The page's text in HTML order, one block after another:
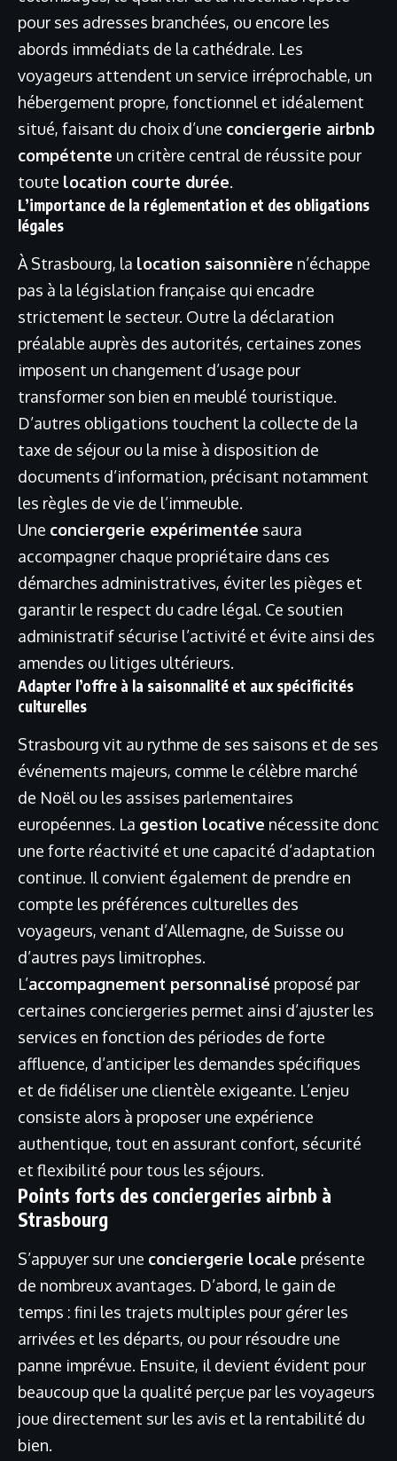
pour ses adresses branchées, ou encore les
abords immédiats de la cathédrale. Les
voyageurs attendent un service irréprochable, un
hébergement propre, fonctionnel et idéalement
situé, faisant du choix d’une conciergerie airbnb
compétente un critère central de réussite pour
toute location courte durée.
L’importance de la réglementation et des obligations
légales
À Strasbourg, la location saisonnière n’échappe
pas à la législation française qui encadre
strictement le secteur. Outre la déclaration
préalable auprès des autorités, certaines zones
imposent un changement d’usage pour
transformer son bien en meublé touristique.
D’autres obligations touchent la collecte de la
taxe de séjour ou la mise à disposition de
documents d’information, précisant notamment
les règles de vie de l’immeuble.
Une conciergerie expérimentée saura
accompagner chaque propriétaire dans ces
démarches administratives, éviter les pièges et
garantir le respect du cadre légal. Ce soutien
administratif sécurise l’activité et évite ainsi des
amendes ou litiges ultérieurs.
Adapter l’offre à la saisonnalité et aux spécificités
culturelles
Strasbourg vit au rythme de ses saisons et de ses
événements majeurs, comme le célèbre marché
de Noël ou les assises parlementaires
européennes. La gestion locative nécessite donc
une forte réactivité et une capacité d’adaptation
continue. Il convient également de prendre en
compte les préférences culturelles des
voyageurs, venant d’Allemagne, de Suisse ou
d’autres pays limitrophes.
L’accompagnement personnalisé proposé par
certaines conciergeries permet ainsi d’ajuster les
services en fonction des périodes de forte
affluence, d’anticiper les demandes spécifiques
et de fidéliser une clientèle exigeante. L’enjeu
consiste alors à proposer une expérience
authentique, tout en assurant confort, sécurité
et flexibilité pour tous les séjours.
Points forts des conciergeries airbnb à
Strasbourg
S’appuyer sur une conciergerie locale présente
de nombreux avantages. D’abord, le gain de
temps : fini les trajets multiples pour gérer les
arrivées et les départs, ou pour résoudre une
panne imprévue. Ensuite, il devient évident pour
beaucoup que la qualité perçue par les voyageurs
joue directement sur les avis et la rentabilité du
bien.